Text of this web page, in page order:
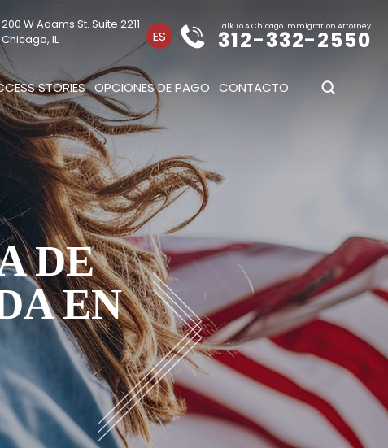
200 W Adams St. Suite 2211
Chicago, IL
ES
Talk To A Chicago Immigration Attorney
312-332-2550
STORIES OPCIONES DE PAGO CONTACTO
DE
EN